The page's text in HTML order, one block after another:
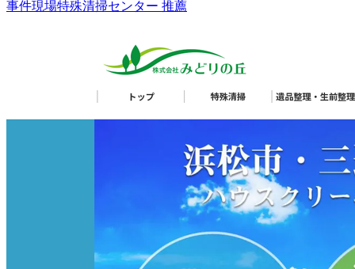
事件現場特殊清掃センター 推薦